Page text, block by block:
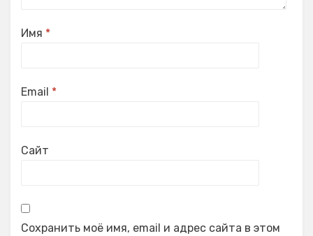
Имя *
Email *
Сайт
Сохранить моё имя, email и адрес сайта в этом